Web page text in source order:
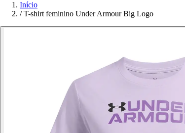
Início
/ T-shirt feminino Under Armour Big Logo